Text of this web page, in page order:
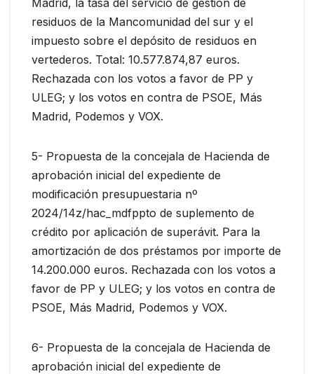
residuos de la Mancomunidad del sur y el
impuesto sobre el depósito de residuos en
vertederos. Total: 10.577.874,87 euros.
Rechazada con los votos a favor de PP y
ULEG; y los votos en contra de PSOE, Más
Madrid, Podemos y VOX.
5- Propuesta de la concejala de Hacienda de
aprobación inicial del expediente de
modificación presupuestaria nº
2024/14z/hac_mdfppto de suplemento de
crédito por aplicación de superávit. Para la
amortización de dos préstamos por importe de
14.200.000 euros. Rechazada con los votos a
favor de PP y ULEG; y los votos en contra de
PSOE, Más Madrid, Podemos y VOX.
6- Propuesta de la concejala de Hacienda de
aprobación inicial del expediente de